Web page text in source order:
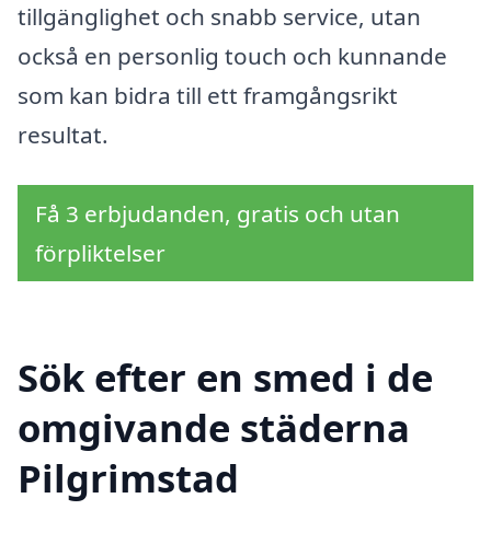
tillgänglighet och snabb service, utan
också en personlig touch och kunnande
som kan bidra till ett framgångsrikt
resultat.
Få 3 erbjudanden, gratis och utan
förpliktelser
Sök efter en smed i de
omgivande städerna
Pilgrimstad